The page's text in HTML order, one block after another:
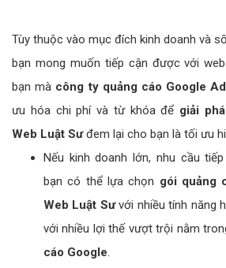
Tùy thuộc vào mục đích kinh doanh và
bạn mong muốn tiếp cận được với
bạn mà công ty quảng cáo Google
ưu hóa chi phí và từ khóa để giải
Web Luật Sưđem lại cho bạn là tối ưu
Nếu kinh doanh lớn, nhu cầu
bạn có thể lựa chọn gói quảng
Web Luật Sưvới nhiều tính năng
với nhiều lợi thế vượt trội nằm
cáo Google.